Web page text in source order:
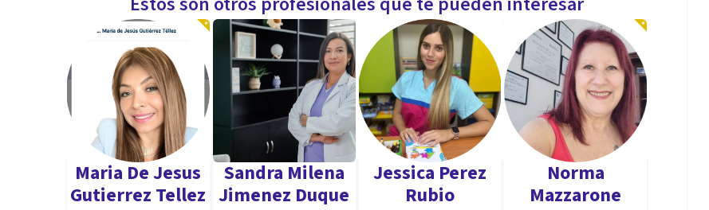
Maria De Jesus
Gutierrez Tellez
Sandra Milena
Jimenez Duque
Jessica Perez
Rubio
Norma
Mazzarone